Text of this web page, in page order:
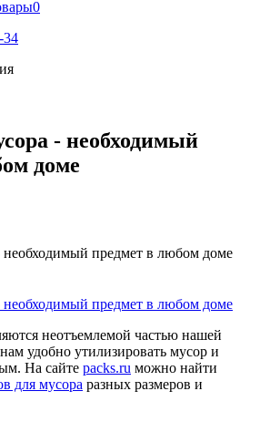
0
34
- необходимый
доме
предмет в любом доме
неотъемлемой частью нашей
удобно утилизировать мусор и
На сайте packs.ru можно найти
для мусора разных размеров и